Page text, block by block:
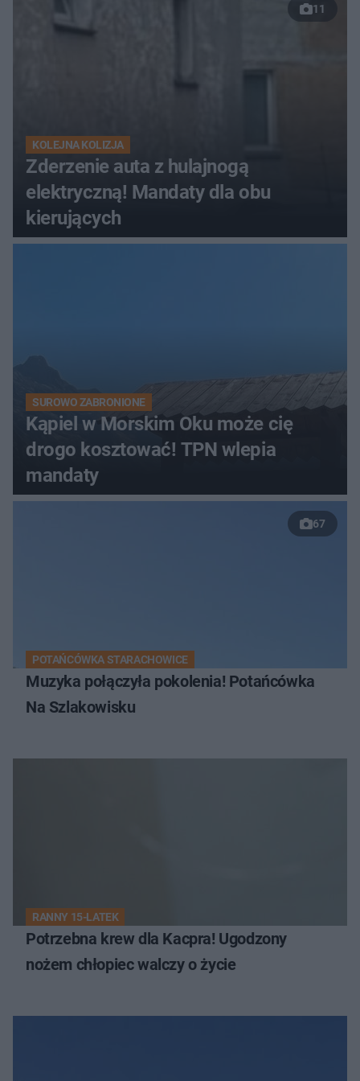
11
KOLEJNA KOLIZJA
Zderzenie auta z hulajnogą
elektryczną! Mandaty dla obu
kierujących
SUROWO ZABRONIONE
Kąpiel w Morskim Oku może cię
drogo kosztować! TPN wlepia
mandaty
67
POTAŃCÓWKA STARACHOWICE
Muzyka połączyła pokolenia! Potańcówka
Na Szlakowisku
RANNY 15-LATEK
Potrzebna krew dla Kacpra! Ugodzony
nożem chłopiec walczy o życie